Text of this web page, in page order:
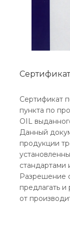
Сертификат
Сертификат
пункта по
OIL
Данный
продукции
стандартами
Разрешение
предлагать
от